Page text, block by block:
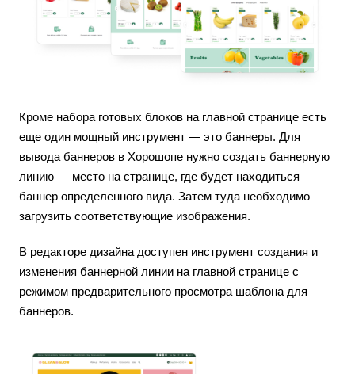
Кроме набора готовых блоков на главной странице есть
еще один мощный инструмент — это баннеры. Для
вывода баннеров в Хорошопе нужно создать баннерную
линию — место на странице, где будет находиться
баннер определенного вида. Затем туда необходимо
загрузить соответствующие изображения.
В редакторе дизайна доступен инструмент создания и
изменения баннерной линии на главной странице с
режимом предварительного просмотра шаблона для
баннеров.